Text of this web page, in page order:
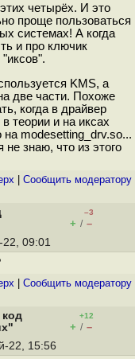
четырёх. И это
проще пользоваться
системах! А когда
и про ключик
KMS, а
две части. Похоже
когда в драйвер
теории и на иксах
modesetting_drv.so...
знаю, что из этого
Cообщить модератору
–3
+ / –
09:01
Cообщить модератору
код
+12
+ / –
22, 15:56